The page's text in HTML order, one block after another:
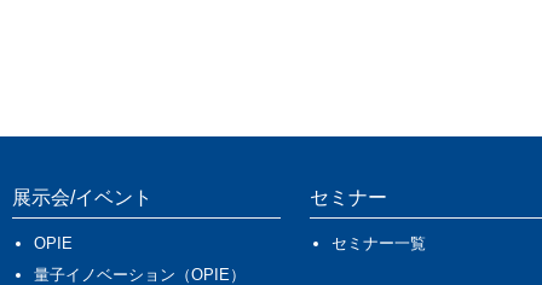
展示会/イベント
OPIE
量子イノベーション（OPIE）
セミナー
セミナー一覧